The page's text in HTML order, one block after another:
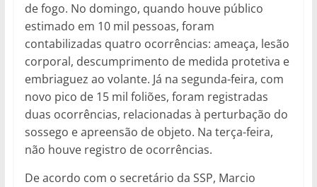
de fogo. No domingo, quando houve público
estimado em 10 mil pessoas, foram
contabilizadas quatro ocorrências: ameaça, lesão
corporal, descumprimento de medida protetiva e
embriaguez ao volante. Já na segunda-feira, com
novo pico de 15 mil foliões, foram registradas
duas ocorrências, relacionadas à perturbação do
sossego e apreensão de objeto. Na terça-feira,
não houve registro de ocorrências.
De acordo com o secretário da SSP, Marcio